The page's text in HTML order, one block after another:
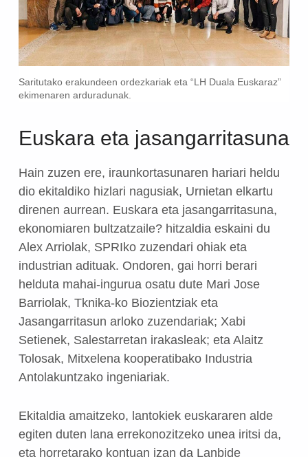
Saritutako erakundeen ordezkariak eta “LH Duala Euskaraz”
ekimenaren arduradunak.
Euskara eta jasangarritasuna
Hain zuzen ere, iraunkortasunaren hariari heldu
dio ekitaldiko hizlari nagusiak, Urnietan elkartu
direnen aurrean. Euskara eta jasangarritasuna,
ekonomiaren bultzatzaile? hitzaldia eskaini du
Alex Arriolak, SPRIko zuzendari ohiak eta
industrian adituak. Ondoren, gai horri berari
helduta mahai-ingurua osatu dute Mari Jose
Barriolak, Tknika-ko Biozientziak eta
Jasangarritasun arloko zuzendariak; Xabi
Setienek, Salestarretan irakasleak; eta Alaitz
Tolosak, Mitxelena kooperatibako Industria
Antolakuntzako ingeniariak.
Ekitaldia amaitzeko, lantokiek euskararen alde
egiten duten lana errekonozitzeko unea iritsi da,
eta horretarako kontuan izan da Lanbide